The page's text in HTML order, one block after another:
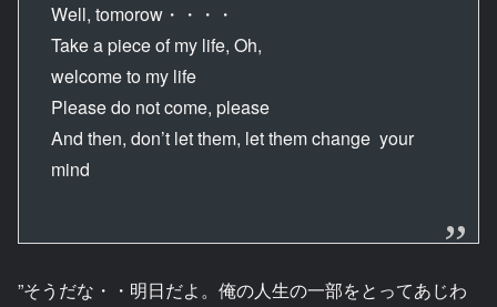
Well, tomorow・・・・
Take a piece of my life, Oh,
welcome to my life
Please do not come, please
And then, don’t let them, let them change your
mind
”そうだな・・明日だよ。俺の人生の一部をとってあじわ